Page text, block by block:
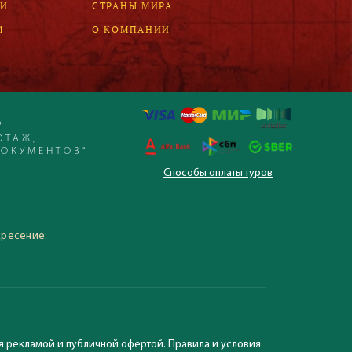
СТРАНЫ МИРА
О КОМПАНИИ
Способы оплаты туров
рекламой и публичной офертой. Правила и условия